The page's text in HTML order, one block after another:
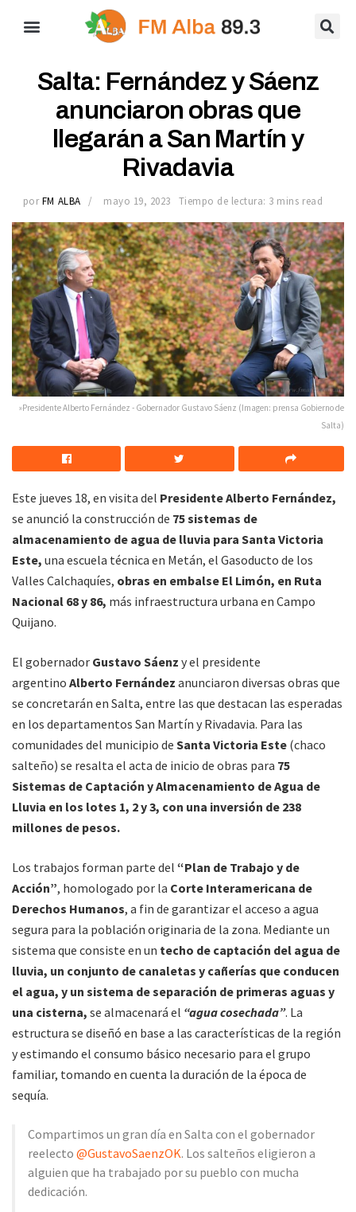
Salta: Fernández y Sáenz
anunciaron obras que
llegarán a San Martín y
Rivadavia
por FM ALBA mayo 19, 2023 Tiempo de lectura: 3 mins read
»Presidente Alberto Fernández - Gobernador Gustavo Sáenz (Imagen: prensa Gobierno de
Salta)
Este jueves 18, en visita del Presidente Alberto Fernández,
se anunció la construcción de 75 sistemas de
almacenamiento de agua de lluvia para Santa Victoria
Este, una escuela técnica en Metán, el Gasoducto de los
Valles Calchaquíes, obras en embalse El Limón, en Ruta
Nacional 68 y 86, más infraestructura urbana en Campo
Quijano.
El gobernador Gustavo Sáenz y el presidente
argentino Alberto Fernández anunciaron diversas obras que
se concretarán en Salta, entre las que destacan las esperadas
en los departamentos San Martín y Rivadavia. Para las
comunidades del municipio de Santa Victoria Este (chaco
salteño) se resalta el acta de inicio de obras para 75
Sistemas de Captación y Almacenamiento de Agua de
Lluvia en los lotes 1, 2 y 3, con una inversión de 238
millones de pesos.
Los trabajos forman parte del “Plan de Trabajo y de
Acción”, homologado por la Corte Interamericana de
Derechos Humanos, a fin de garantizar el acceso a agua
segura para la población originaria de la zona. Mediante un
sistema que consiste en un techo de captación del agua de
lluvia, un conjunto de canaletas y cañerías que conducen
el agua, y un sistema de separación de primeras aguas y
una cisterna, se almacenará el “agua cosechada”. La
estructura se diseñó en base a las características de la región
y estimando el consumo básico necesario para el grupo
familiar, tomando en cuenta la duración de la época de
sequía.
Compartimos un gran día en Salta con el gobernador
reelecto @GustavoSaenzOK. Los salteños eligieron a
alguien que ha trabajado por su pueblo con mucha
dedicación.